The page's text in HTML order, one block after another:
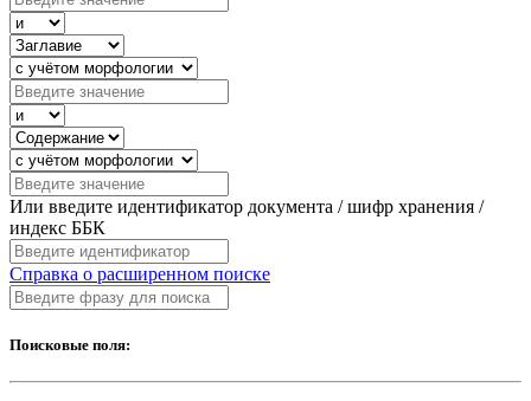
Или введите идентификатор документа / шифр хранения /
индекс ББК
Справка о расширенном поиске
Поисковые поля: